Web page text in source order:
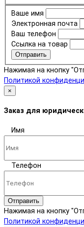
Ваше имя
Электронная почта
Ваш телефон
Ссылка на товар
Отправить
Нажимая на кнопку
Политикой
×
Заказ для
Имя
Телефон
Отправить
Нажимая на кнопку
Политикой